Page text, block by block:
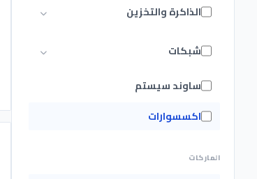
الذاكرة والتخزين
شبكات
ساوند سيستم
اكسسوارات
الماركات